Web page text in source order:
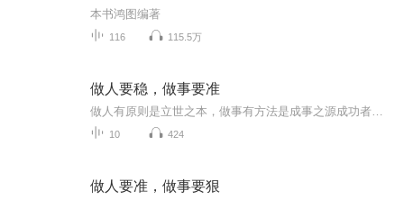
本书鸿图编著
116 115.5万
做人要稳，做事要准
10 424
做人要准，做事要狠